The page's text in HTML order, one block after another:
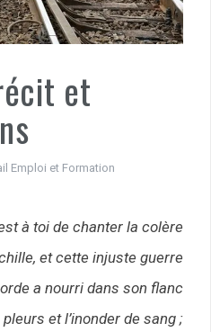
et
Emploi et Formation
à toi de chanter la colère
et cette injuste guerre
a nourri dans son flanc
et l’inonder de sang ;